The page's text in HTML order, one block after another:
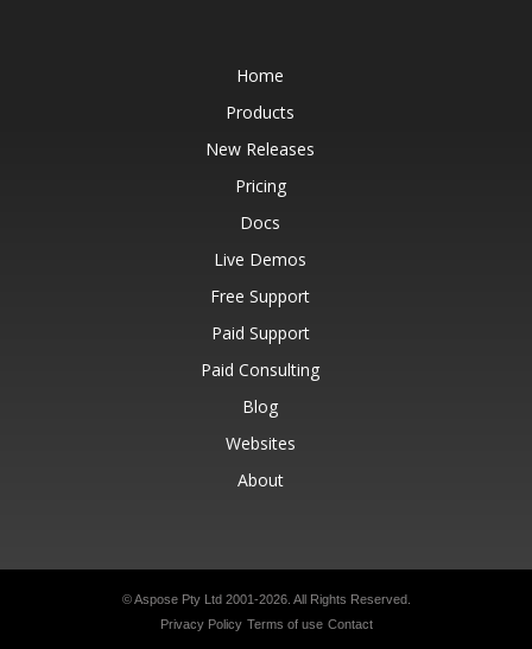
Home
Products
New Releases
Pricing
Docs
Live Demos
Free Support
Paid Support
Paid Consulting
Blog
Websites
About
© Aspose Pty Ltd 2001-2026. All Rights Reserved.
Privacy Policy Terms of use Contact